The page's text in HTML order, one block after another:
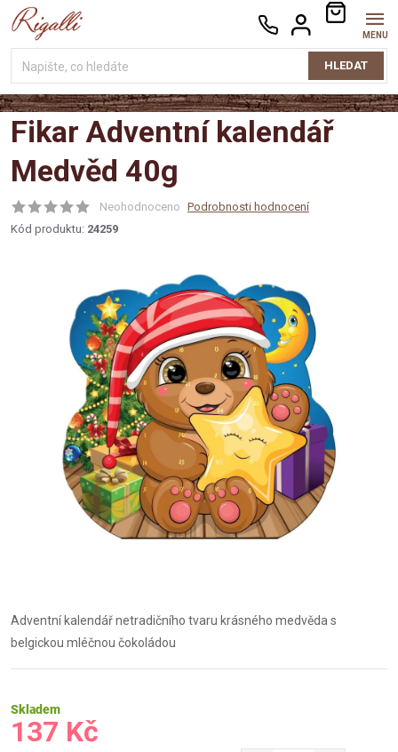
Přejít
na
HLEDAT
NÁKUPNÍ
KOŠÍK
Fikar Adventní kalendář
Medvěd 40g
Neohodnoceno Podrobnosti hodnocení
Kód produktu: 24259
Adventní kalendář netradičního tvaru krásného medvěda s
belgickou mléčnou čokoládou
Skladem
137 Kč